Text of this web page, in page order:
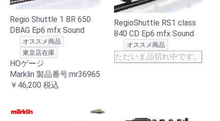
Regio Shuttle 1 BR 650
DBAG Ep6 mfx Sound
オススメ商品
東京店在庫
HOゲージ
Marklin 製品番号:mr36965
￥46,200 税込
RegioShuttle RS1 class
840 CD Ep6 mfx Sound
オススメ商品
ただいま品切れ中です。